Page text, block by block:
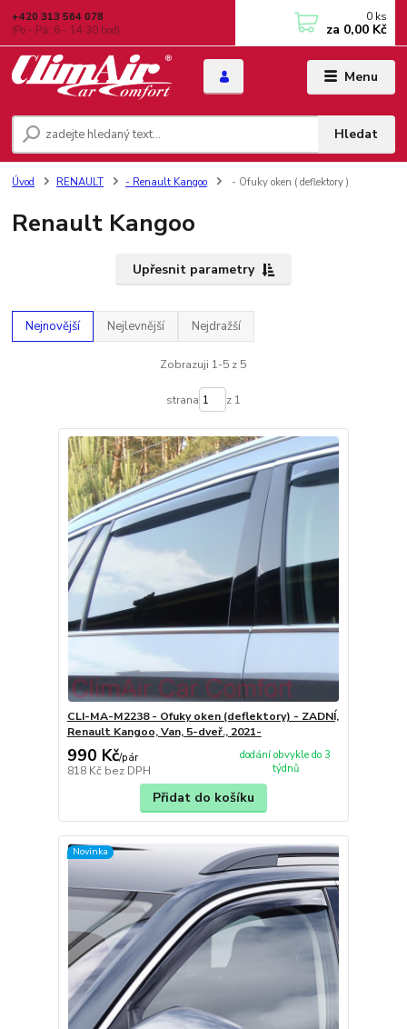
Menu
Hledat
+420 313 564 078
(Po - Pá: 6 - 14:30 hod)
0 ks
za 0,00 Kč
Úvod RENAULT - Renault Kangoo - Ofuky oken ( deflektory )
Renault Kangoo
Upřesnit parametry
Nejnovější Nejlevnější Nejdražší
Zobrazuji 1-5 z 5
strana z 1
CLI-MA-M2238 - Ofuky oken (deflektory) - ZADNÍ,
Renault Kangoo, Van, 5-dveř., 2021-
990 Kč/pár
818 Kč bez DPH
dodání obvykle do 3
týdnů
Přidat do košíku
Novinka